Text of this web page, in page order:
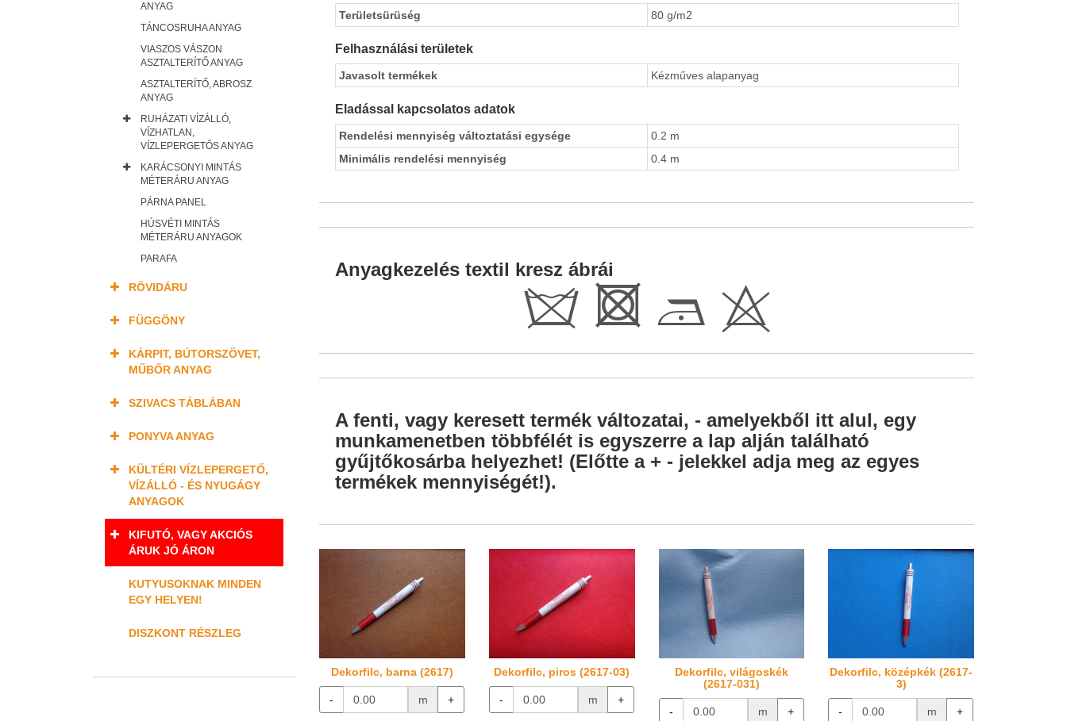
Területsürüség 80 g/m2
Felhasználási területek
Javasolt termékek Kézműves alapanyag
Eladással kapcsolatos adatok
Rendelési mennyiség változtatási egysége
0.2 m
Minimális rendelési mennyiség
0.4 m
Anyagkezelés textil kresz ábrái
d R D H
A fenti, vagy keresett termék változatai, - amelyekből itt alul, egy
munkamenetben többfélét is egyszerre a lap alján található
gyűjtőkosárba helyezhet! (Előtte a + - jelekkel adja meg az egyes
termékek mennyiségét!).
Dekorfilc, barna (2617)
- m +
Dekorfilc, piros (2617-03)
- m +
Dekorfilc, világoskék
(2617-031)
- m +
Dekorfilc, középkék (2617-
3)
- m +
ANYAG
TÁNCOSRUHA ANYAG
VIASZOS VÁSZON
ASZTALTERÍTŐ ANYAG
ASZTALTERÍTŐ, ABROSZ
ANYAG
RUHÁZATI VÍZÁLLÓ,
VÍZHATLAN,
VÍZLEPERGETŐS ANYAG
KARÁCSONYI MINTÁS
MÉTERÁRU ANYAG
PÁRNA PANEL
HÚSVÉTI MINTÁS
MÉTERÁRU ANYAGOK
PARAFA
RÖVIDÁRU
FÜGGÖNY
KÁRPIT, BÚTORSZÖVET,
MŰBŐR ANYAG
SZIVACS TÁBLÁBAN
PONYVA ANYAG
KÜLTÉRI VÍZLEPERGETŐ,
VÍZÁLLÓ - ÉS NYUGÁGY
ANYAGOK
KIFUTÓ, VAGY AKCIÓS
ÁRUK JÓ ÁRON
KUTYUSOKNAK MINDEN
EGY HELYEN!
DISZKONT RÉSZLEG